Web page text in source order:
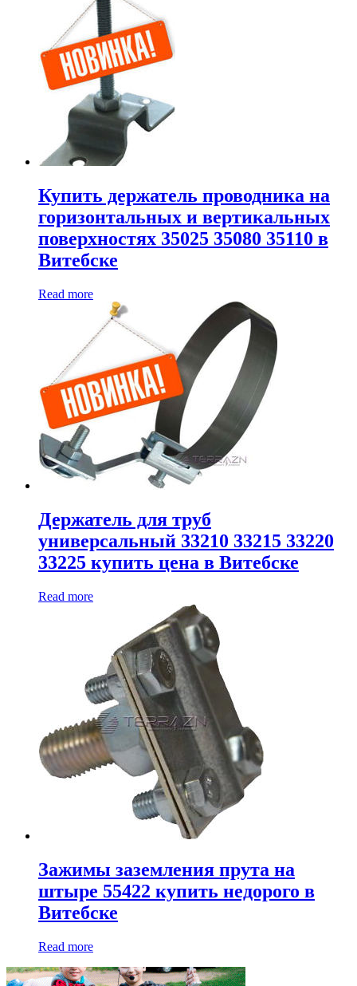
Купить держатель проводника на
горизонтальных и вертикальных
поверхностях 35025 35080 35110 в
Витебске
Read more
Держатель для труб
универсальный 33210 33215 33220
33225 купить цена в Витебске
Read more
Зажимы заземления прута на
штыре 55422 купить недорого в
Витебске
Read more